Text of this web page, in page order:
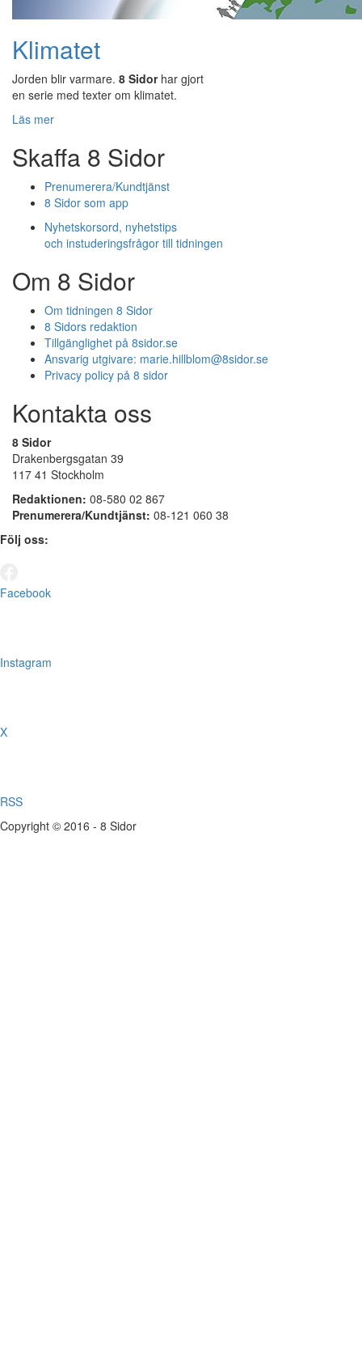
Klimatet
Jorden blir varmare. 8 Sidorhar gjort
en serie med texter om klimatet.
Läs mer
Skaffa 8 Sidor
Prenumerera/Kundtjänst
8 Sidor som app
Nyhetskorsord, nyhetstips
och instuderingsfrågor till tidningen
Om 8 Sidor
Om tidningen 8 Sidor
8 Sidors redaktion
Tillgänglighet på 8sidor.se
Ansvarig utgivare: marie.hillblom@8sidor.se
Privacy policy på 8 sidor
Kontakta oss
8 Sidor
Drakenbergsgatan 39
117 41 Stockholm
Redaktionen: 08-580 02 867
Prenumerera/Kundtjänst: 08-121 060 38
Följ oss:
Facebook
Instagram
X
RSS
Copyright © 2016 - 8 Sidor